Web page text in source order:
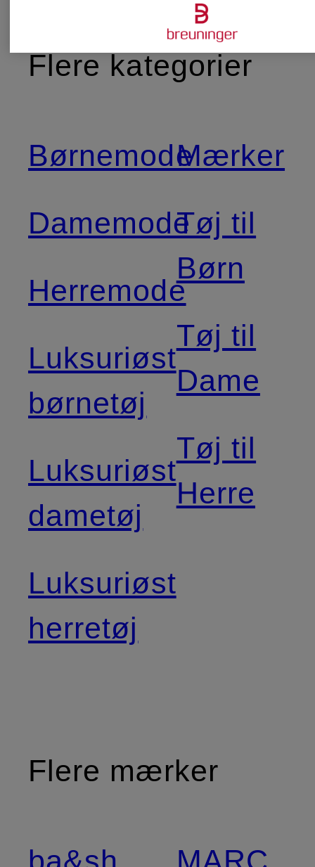
Flere kategorier
Børnemode
Damemode
Herremode
Luksuriøst
børnetøj
Luksuriøst
dametøj
Luksuriøst
herretøj
Mærker
Tøj til
Børn
Tøj til
Dame
Tøj til
Herre
Flere mærker